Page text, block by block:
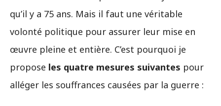
qu’il y a 75 ans. Mais il faut une véritable
volonté politique pour assurer leur mise en
œuvre pleine et entière. C’est pourquoi je
propose les quatre mesures suivantes pour
alléger les souffrances causées par la guerre :